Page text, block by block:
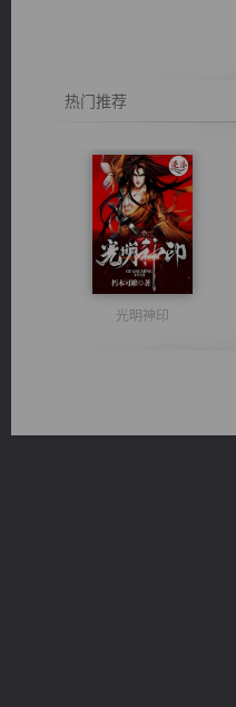
热门推荐
光明神印